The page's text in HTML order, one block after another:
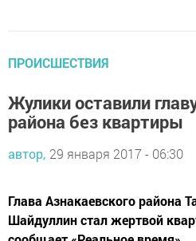
ПРОИСШЕСТВИЯ
Жулики оставили
района без квартиры
автор, 29 января 2017 - 06:30
Глава Азнакаевского района
Шайдуллин стал жертвой